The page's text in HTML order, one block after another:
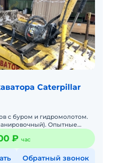
Caterpillar
с буром и гидромолотом.
Опытные
₽ час
Обратный звонок